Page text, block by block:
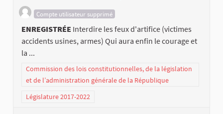
Compte utilisateur supprimé
ENREGISTRÉE Interdire les feux d'artifice (victimes
accidents usines, armes) Qui aura enfin le courage et
la ...
Commission des lois constitutionnelles, de la législation
et de l’administration générale de la République
Législature 2017-2022